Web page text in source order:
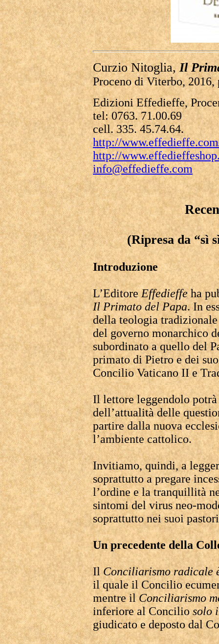
Curzio Nitoglia,Il
Proceno di Viterbo, 2016,
Edizioni Effedieffe,
tel: 0763. 71.00.69
cell. 335. 45.74.64.
http://
http://
info@effedieffe.com
(Ripresa da “sì
Introduzione
L’EditoreEffedieffeha
Il Primato del Papa. In
della teologia
del governo monarchico
subordinato a quello del
primato di Pietro e dei
Concilio Vaticano II e
Il lettore leggendolo
dell’attualità delle
partire dalla nuova
l’ambiente cattolico.
Invitiamo, quindi, a
soprattutto a pregare
l’ordine e la tranquillità
sintomi del virus neo-
soprattutto nei suoi
Un precedente della
IlConciliarismo radicale
il quale il Concilio
mentre ilConciliarismo
inferiore al Conciliosolo
giudicato e deposto dal